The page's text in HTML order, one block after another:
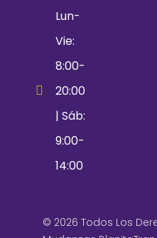
Lun-
Vie:
8:00-
20:00
| Sáb:
9:00-
14:00
© 2026 Todos Los